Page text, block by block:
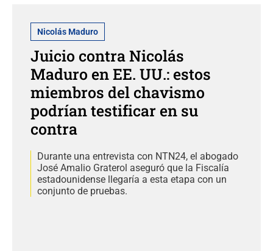
Nicolás Maduro
Juicio contra Nicolás
Maduro en EE. UU.: estos
miembros del chavismo
podrían testificar en su
contra
Durante una entrevista con NTN24, el abogado
José Amalio Graterol aseguró que la Fiscalía
estadounidense llegaría a esta etapa con un
conjunto de pruebas.